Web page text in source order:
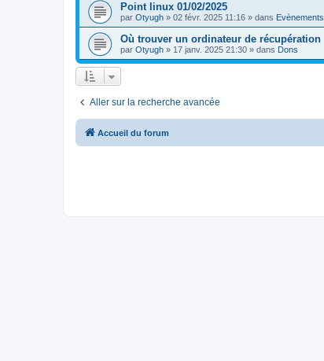
Point linux 01/02/2025
par Otyugh » 02 févr. 2025 11:16 » dans Evènements
Où trouver un ordinateur de récupération
par Otyugh » 17 janv. 2025 21:30 » dans Dons
Aller sur la recherche avancée
Accueil du forum